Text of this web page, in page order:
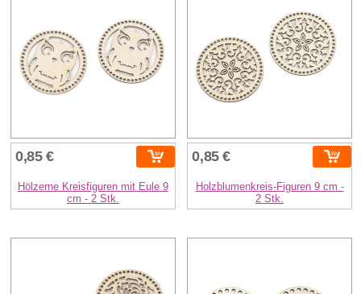
0,85 €
Hölzerne Kreisfiguren mit Eule 9
cm - 2 Stk.
0,85 €
Holzblumenkreis-Figuren 9 cm -
2 Stk.